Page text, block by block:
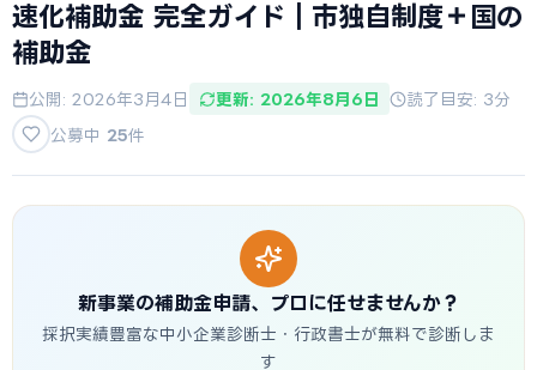
速化補助金 完全ガイド｜市独自制度＋国の
補助金
公開: 2026年3月4日 更新: 2026年8月6日
読了目安: 3分
公募中 25件
新事業の補助金申請、プロに任せませんか？
採択実績豊富な中小企業診断士・行政書士が無料で診断しま
す